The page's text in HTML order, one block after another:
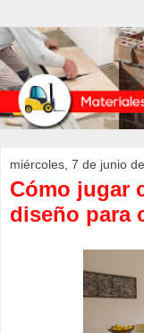
miércoles, 7 de junio
Cómo jugar
diseño para